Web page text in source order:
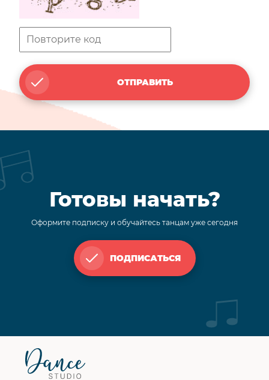
ОТПРАВИТЬ
Готовы начать?
Оформите подписку и обучайтесь танцам уже сегодня
ПОДПИСАТЬСЯ
Футер